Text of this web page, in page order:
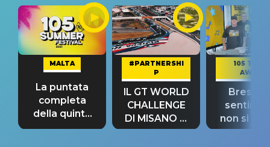
MALTA
La puntata
completa
della quinta
tappa
#PARTNERSHI
P
IL GT WORLD
CHALLENGE
DI MISANO si
riconferma
105 TAKE
AWAY
Bresh:
non si
fino alla